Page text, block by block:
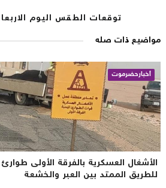
توقعات الطقس اليوم
ذات صله
أخبارحضرموت
العسكرية بالفرقة الأولى طوارئ
الممتد بين العبر والخشعة